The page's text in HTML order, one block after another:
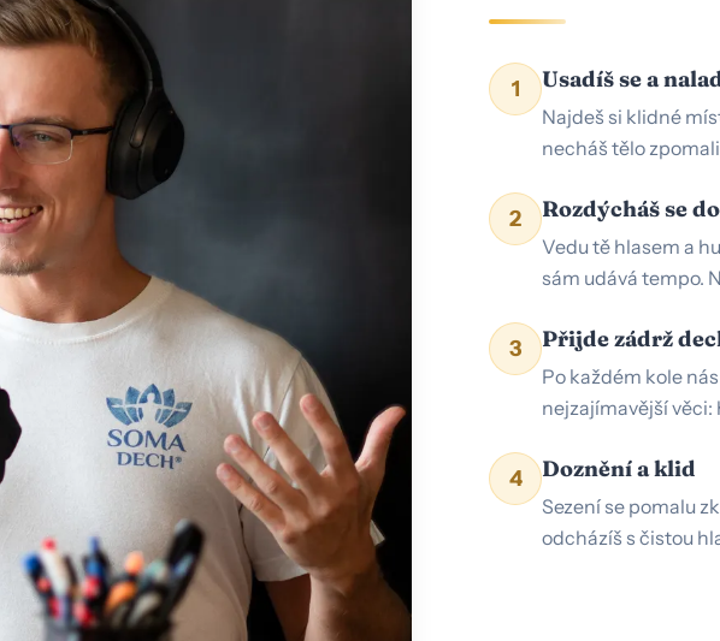
1 Usadíš se a
Najdeš si klidné
necháš tělo
2 Rozdýcháš se
Vedu tě hlasem a
sám udává tempo.
3 Přijde zádrž
Po každém kole
nejzajímavější věci:
4 Doznění a klid
Sezení se pomalu
odcházíš s čistou